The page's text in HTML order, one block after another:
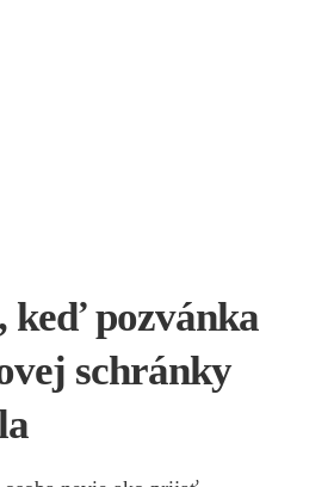
keď pozvánka
schránky